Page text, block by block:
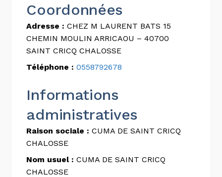
Coordonnées
Adresse : CHEZ M LAURENT BATS 15
CHEMIN MOULIN ARRICAOU – 40700
SAINT CRICQ CHALOSSE
Téléphone : 0558792678
Informations
administratives
Raison sociale : CUMA DE SAINT CRICQ
CHALOSSE
Nom usuel : CUMA DE SAINT CRICQ
CHALOSSE